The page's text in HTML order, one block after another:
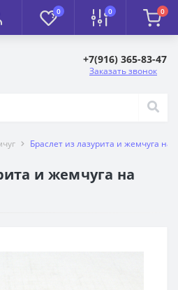
0 0 0
+7(916) 365-83-47
Заказать звонок
Браслет из лазурита и жемчуга на
и жемчуга на